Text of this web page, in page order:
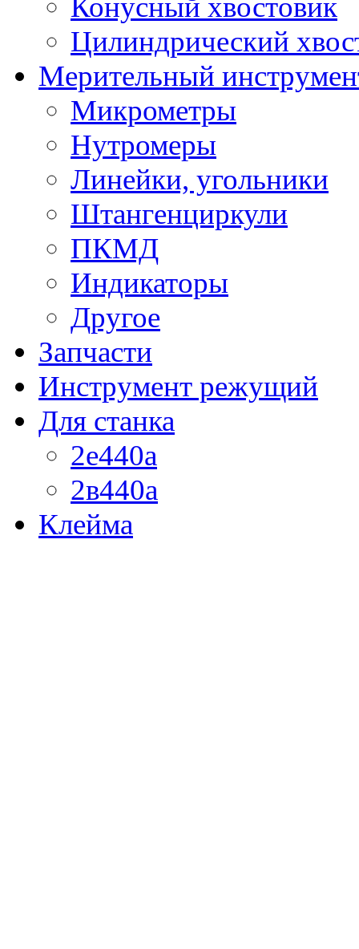
Конусный хвостовик
Цилиндрический
Мерительный
Микрометры
Нутромеры
Линейки, угольники
Штангенциркули
ПКМД
Индикаторы
Другое
Запчасти
Инструмент режущий
Для станка
2е440а
2в440а
Клейма